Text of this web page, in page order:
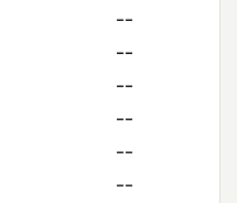
--
--
--
--
--
--